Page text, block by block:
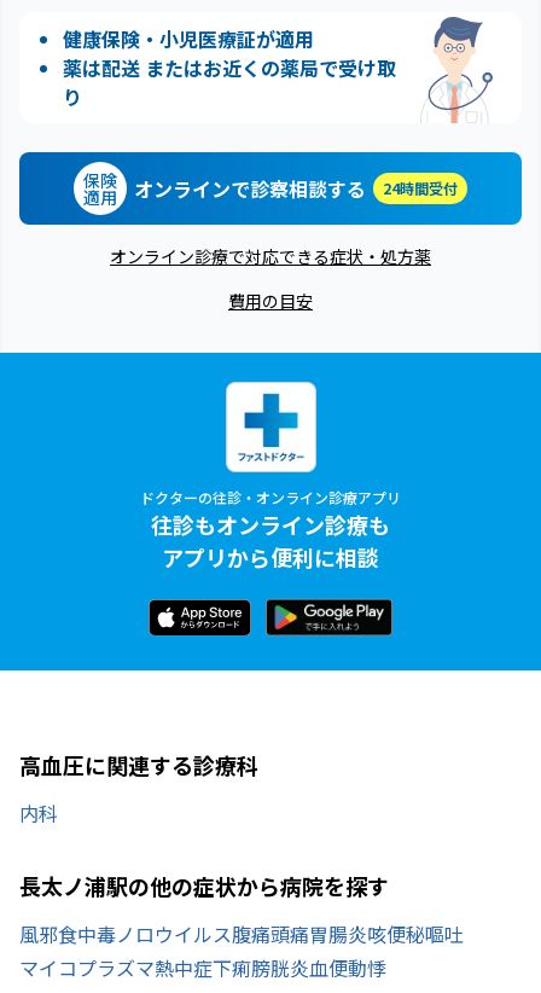
健康保険・小児医療証が適用
薬は配送 またはお近くの薬局で受け取
り
保険
適用 オンラインで診察相談する 24時間受付
オンライン診療で対応できる症状・処方薬
費用の目安
ドクターの往診・オンライン診療アプリ
往診もオンライン診療も
アプリから便利に相談
高血圧に関連する診療科
内科
長太ノ浦駅の他の症状から病院を探す
風邪食中毒ノロウイルス腹痛頭痛胃腸炎咳便秘嘔吐
マイコプラズマ熱中症下痢膀胱炎血便動悸